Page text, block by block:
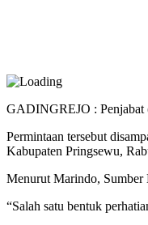
GADINGREJO : Penjabat
Permintaan tersebut
Kabupaten Pringsewu,
Menurut Marindo, Sumber
“Salah satu bentuk